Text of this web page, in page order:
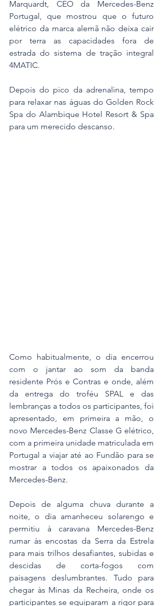
Marquardt, CEO da Mercedes-Benz
Portugal, que mostrou que o futuro
elétrico da marca alemã não deixa cair
por terra as capacidades fora de
estrada do sistema de tração integral
4MATIC.
Depois do pico da adrenalina, tempo
para relaxar nas águas do Golden Rock
Spa do Alambique Hotel Resort & Spa
para um merecido descanso.
Como habitualmente, o dia encerrou
com o jantar ao som da banda
residente Prós e Contras e onde, além
da entrega do troféu SPAL e das
lembranças a todos os participantes, foi
apresentado, em primeira a mão, o
novo Mercedes-Benz Classe G elétrico,
com a primeira unidade matriculada em
Portugal a viajar até ao Fundão para se
mostrar a todos os apaixonados da
Mercedes-Benz.
Depois de alguma chuva durante a
noite, o dia amanheceu solarengo e
permitiu à caravana Mercedes-Benz
rumar às encostas da Serra da Estrela
para mais trilhos desafiantes, subidas e
descidas de corta-fogos com
paisagens deslumbrantes. Tudo para
chegar às Minas da Recheira, onde os
participantes se equiparam a rigor para